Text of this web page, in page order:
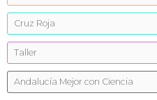
Cruz Roja
Taller
Andalucía Mejor con Ciencia